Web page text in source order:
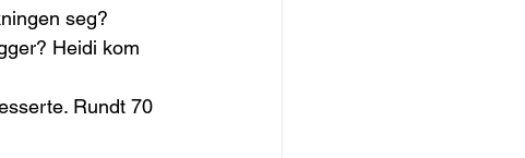
seg?
Heidi kom
Rundt 70